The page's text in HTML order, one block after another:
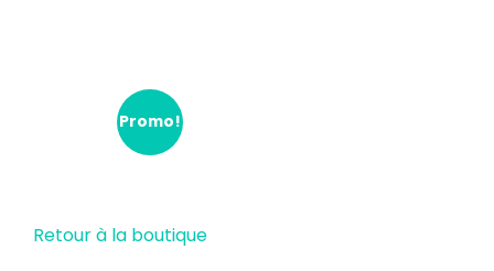
Promo!
Retour à la boutique